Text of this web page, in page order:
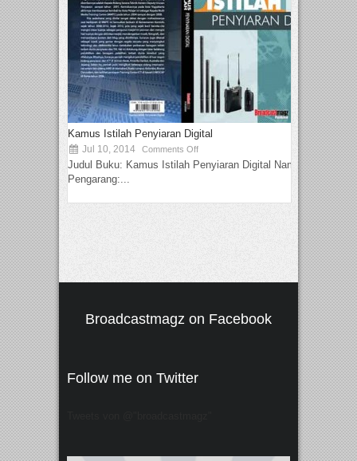
Kamus Istilah Penyiaran Digital
Jul 10, 2014 Comments Off
Judul Buku: Kamus Istilah Penyiaran Digital Nama
Pengarang:...
Broadcastmagz on Facebook
Follow me on Twitter